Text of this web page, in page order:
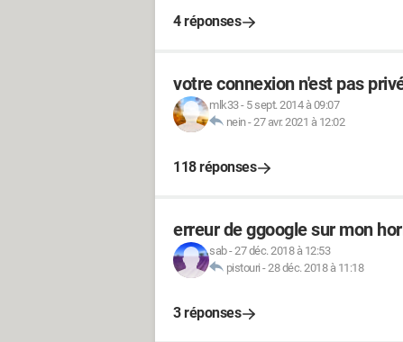
4 réponses
votre connexion n'est pas
mlk33- 5 sept. 2014 à 09:07
nein-27 avr. 2021 à 12:02
118 réponses
erreur de ggoogle sur mon
sab-27 déc. 2018 à 12:53
pistouri -28 déc. 2018 à 11:18
3 réponses